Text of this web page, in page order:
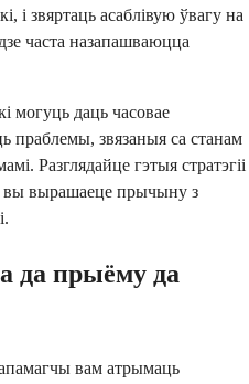
і звяртаць асаблівую ўвагу на
часта назапашваюцца
могуць даць часовае
праблемы, звязаныя са станам
Разглядайце гэтыя стратэгіі
вы вырашаеце прычыну з
да прыёму да
вам атрымаць